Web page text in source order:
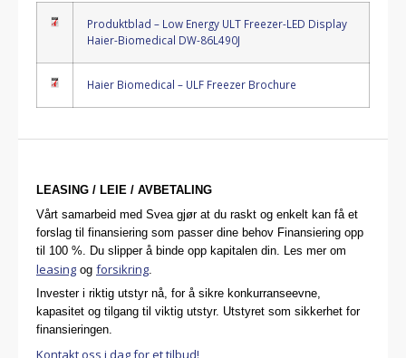
Produktblad – Low Energy ULT Freezer-LED Display
Haier-Biomedical DW-86L490J
Haier Biomedical – ULF Freezer Brochure
LEASING / LEIE / AVBETALING
Vårt samarbeid med Svea gjør at du raskt og enkelt kan få et
forslag til finansiering som passer dine behov Finansiering opp
til 100 %. Du slipper å binde opp kapitalen din. Les mer om
leasing og forsikring
Invester i riktig utstyr nå, for å sikre konkurranseevne,
kapasitet og tilgang til viktig utstyr. Utstyret som sikkerhet for
finansieringen.
Kontakt oss i dag for et tilbud!